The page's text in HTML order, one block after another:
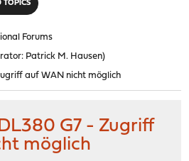
TOPICS
Forums
Patrick M. Hausen)
auf WAN nicht möglich
G7 - Zugriff
möglich